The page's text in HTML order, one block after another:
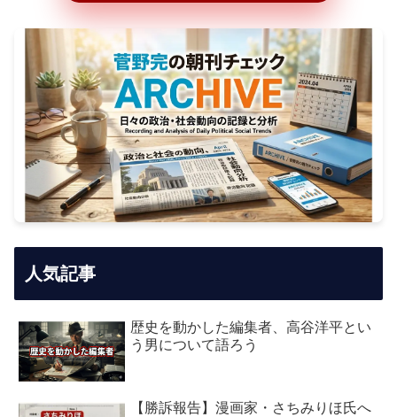
人気記事
歴史を動かした編集者、高谷洋平とい
う男について語ろう
【勝訴報告】漫画家・さちみりほ氏へ